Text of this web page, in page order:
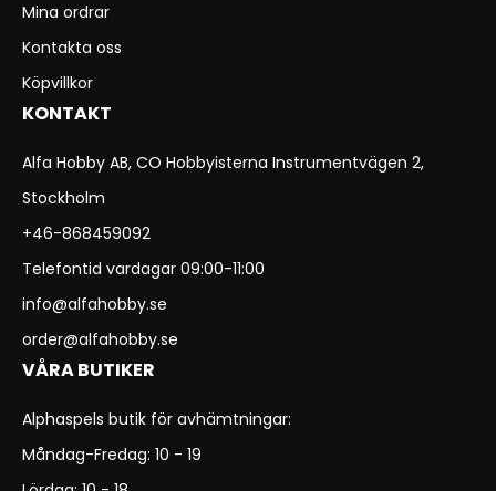
Mina ordrar
Kontakta oss
Köpvillkor
KONTAKT
Alfa Hobby AB, CO Hobbyisterna Instrumentvägen 2,
Stockholm
+46-868459092
Telefontid vardagar 09:00-11:00
info@alfahobby.se
order@alfahobby.se
VÅRA BUTIKER
Alphaspels butik för avhämtningar:
Måndag-Fredag: 10 - 19